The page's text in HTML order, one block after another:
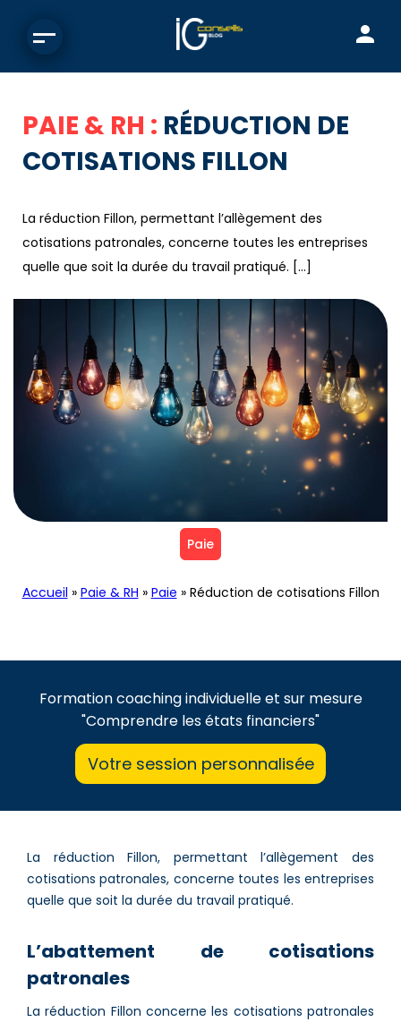
PAIE & RH : RÉDUCTION DE
COTISATIONS FILLON
La réduction Fillon, permettant l’allègement des
cotisations patronales, concerne toutes les entreprises
quelle que soit la durée du travail pratiqué. […]
Paie
Accueil » Paie & RH » Paie » Réduction de cotisations Fillon
Formation coaching individuelle et sur mesure
"Comprendre les états financiers"
Votre session personnalisée
La réduction Fillon, permettant l’allègement des
cotisations patronales, concerne toutes les entreprises
quelle que soit la durée du travail pratiqué.
L’abattement de cotisations
patronales
La réduction Fillon concerne les cotisations patronales